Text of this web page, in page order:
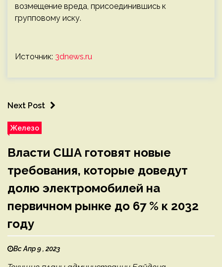
возмещение вреда, присоединившись к
групповому иску.
Источник: 3dnews.ru
Next Post
Железо
Власти США готовят новые
требования, которые доведут
долю электромобилей на
первичном рынке до 67 % к 2032
году
Вс Апр 9 , 2023